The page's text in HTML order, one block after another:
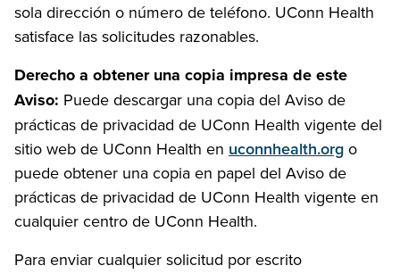
sola dirección o número de teléfono. UConn Health
satisface las solicitudes razonables.
Derecho a obtener una copia impresa de este
Aviso: Puede descargar una copia del Aviso de
prácticas de privacidad de UConn Health vigente del
sitio web de UConn Health en uconnhealth.org o
puede obtener una copia en papel del Aviso de
prácticas de privacidad de UConn Health vigente en
cualquier centro de UConn Health.
Para enviar cualquier solicitud por escrito